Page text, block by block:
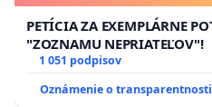
PETÍCIA ZA EXEMPLÁRNE
"ZOZNAMU NEPRIATEĽOV"!
1 051 podpisov
Oznámenie o transparentnosti